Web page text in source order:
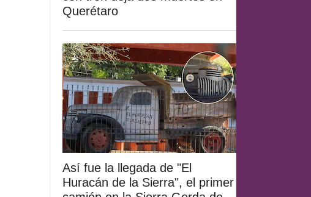
Querétaro
Así fue la llegada de "El
Huracán de la Sierra", el primer